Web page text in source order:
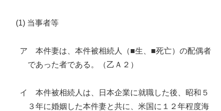
(1) 当事者等
ア 本件妻は、本件被相続人（■生、■死亡）の配偶者
であった者である。（乙Ａ２）
イ 本件被相続人は、日本企業に就職した後、昭和５
３年に婚姻した本件妻と共に、米国に１２年程度海